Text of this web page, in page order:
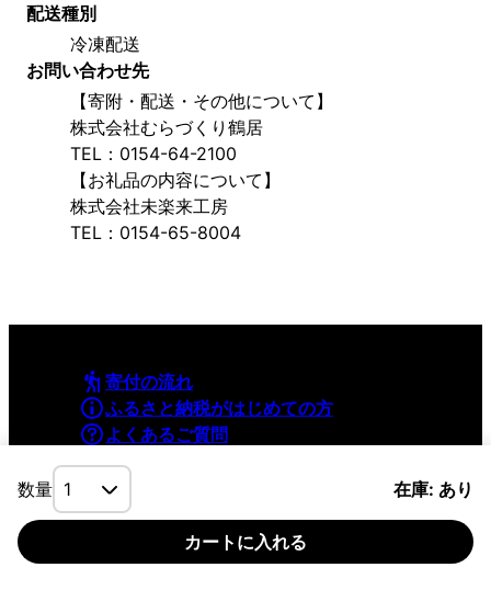
数量 在庫: あり
カートに入れる
配送種別
冷凍配送
お問い合わせ先
【寄附・配送・その他について】
株式会社むらづくり鶴居
TEL：0154-64-2100
【お礼品の内容について】
株式会社未楽来工房
TEL：0154-65-8004
寄付の流れ
ふるさと納税がはじめての方
よくあるご質問
利用規約
プライバシーポリシー
©YAMAPInc. ALL RIGHTS RESERVED.